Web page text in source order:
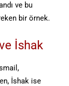
ve bu
bir örnek.
İshak
İshak ise